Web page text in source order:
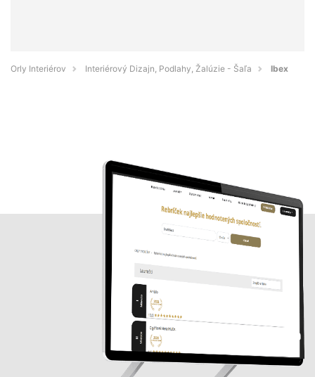
Orly Interiérov Interiérový Dizajn, Podlahy, Žalúzie - Šaľa Ibex